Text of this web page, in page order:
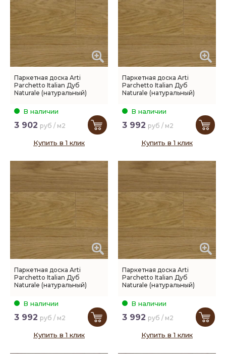
Паркетная доска Arti
Parchetto Italian Дуб
Naturale (натуральный)
В наличии
3 902 руб / м2
Купить в 1 клик
Паркетная доска Arti
Parchetto Italian Дуб
Naturale (натуральный)
В наличии
3 992 руб / м2
Купить в 1 клик
Паркетная доска Arti
Parchetto Italian Дуб
Naturale (натуральный)
В наличии
3 992 руб / м2
Купить в 1 клик
Паркетная доска Arti
Parchetto Italian Дуб
Naturale (натуральный)
В наличии
3 992 руб / м2
Купить в 1 клик